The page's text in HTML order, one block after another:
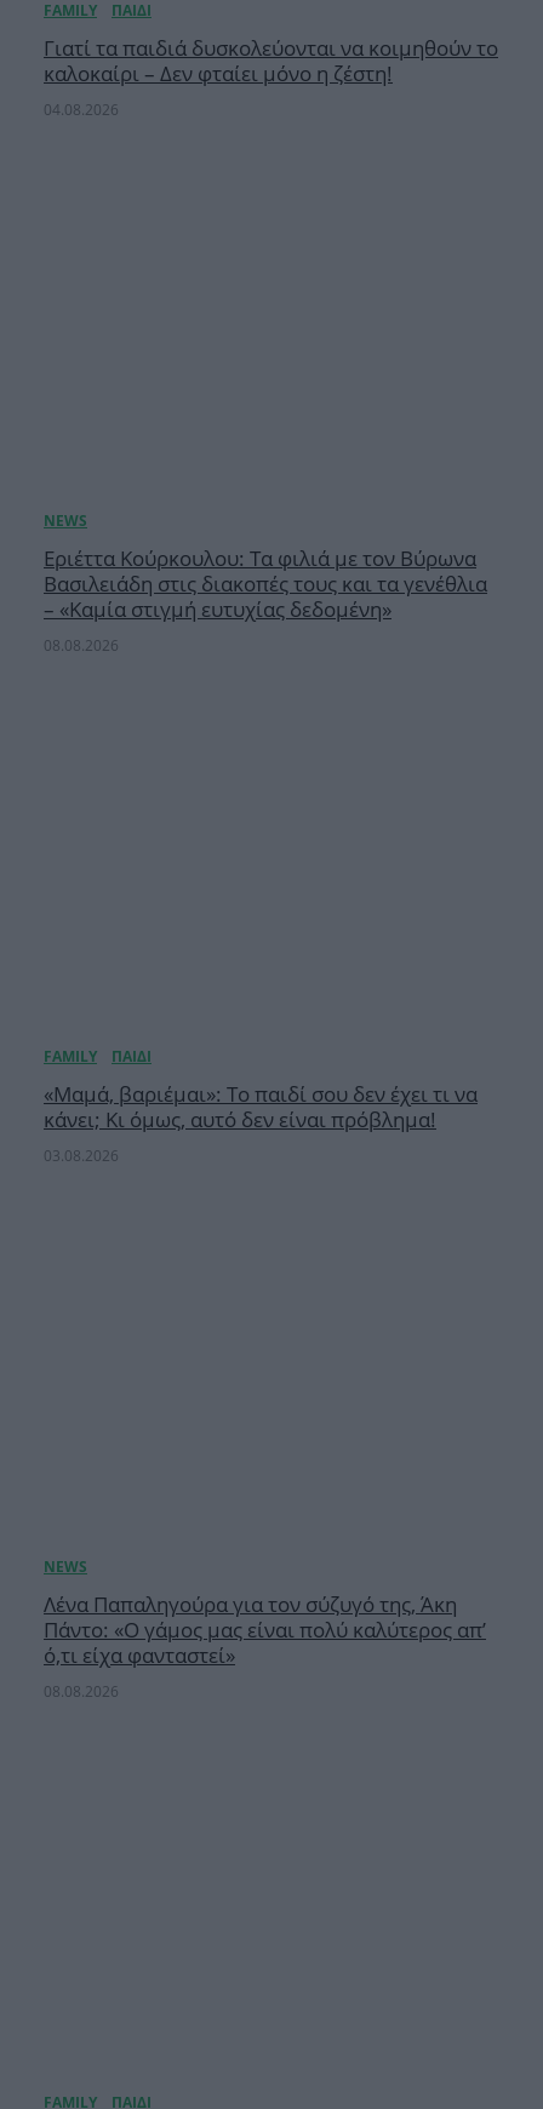
Γιατί τα παιδιά δυσκολεύονται να κοιμηθούν το
καλοκαίρι – Δεν φταίει μόνο η ζέστη!
04.08.2026
Εριέττα Κούρκουλου: Τα φιλιά με τον Βύρωνα
Βασιλειάδη στις διακοπές τους και τα γενέθλια
– «Καμία στιγμή ευτυχίας δεδομένη»
08.08.2026
«Μαμά, βαριέμαι»: Το παιδί σου δεν έχει τι να
κάνει; Κι όμως, αυτό δεν είναι πρόβλημα!
03.08.2026
Λένα Παπαληγούρα για τον σύζυγό της, Άκη
Πάντο: «Ο γάμος μας είναι πολύ καλύτερος απ’
ό,τι είχα φανταστεί»
08.08.2026